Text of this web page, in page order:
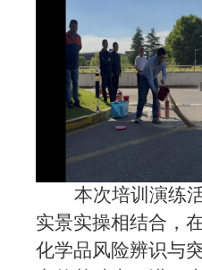
本次培训演练
实景实操相结合，
化学品风险辨识与